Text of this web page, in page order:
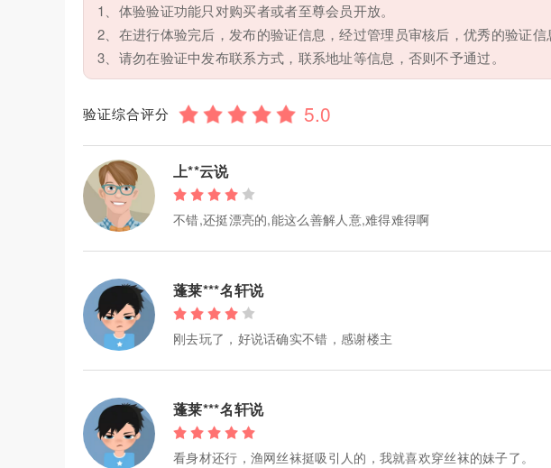
1、体验验证功能只对购买者或者至尊会员开放。
2、在进行体验完后，发布的验证信息，经过管理员审核后，优秀的验证信
3、请勿在验证中发布联系方式，联系地址等信息，否则不予通过。
验证综合评分
上**云说
不错,还挺漂亮的,能这么善解人意,难得难得啊
蓬莱***名轩说
刚去玩了，好说话确实不错，感谢楼主
蓬莱***名轩说
看身材还行，渔网丝袜挺吸引人的，我就喜欢穿丝袜的妹子了。